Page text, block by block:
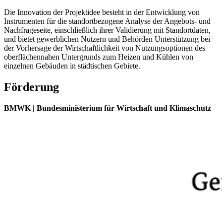
Die Innovation der Projektidee besteht in der Entwicklung von
Instrumenten für die standortbezogene Analyse der Angebots- und
Nachfrageseite, einschließlich ihrer Validierung mit Standortdaten,
und bietet gewerblichen Nutzern und Behörden Unterstützung bei
der Vorhersage der Wirtschaftlichkeit von Nutzungsoptionen des
oberflächennahen Untergrunds zum Heizen und Kühlen von
einzelnen Gebäuden in städtischen Gebiete.
Förderung
BMWK | Bundesministerium für Wirtschaft und Klimaschutz